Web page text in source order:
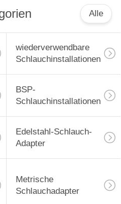
Alle
wiederverwendbare
Schlauchinstallationen
BSP-
Schlauchinstallationen
Edelstahl-Schlauch-
Adapter
Metrische
Schlauchadapter